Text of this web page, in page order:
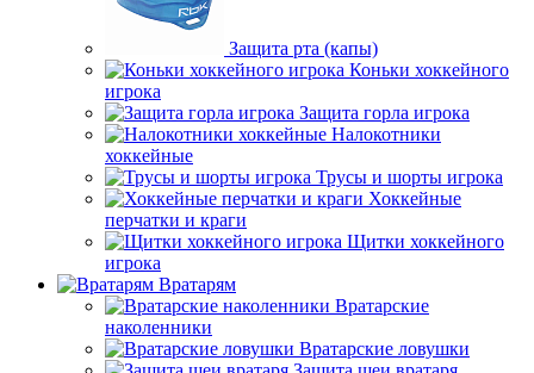
Защита рта (капы)
Коньки хоккейного
игрока
Защита горла игрока
Налокотники
хоккейные
Трусы и шорты игрока
Хоккейные
перчатки и краги
Щитки хоккейного
игрока
Вратарям
Вратарские
наколенники
Вратарские ловушки